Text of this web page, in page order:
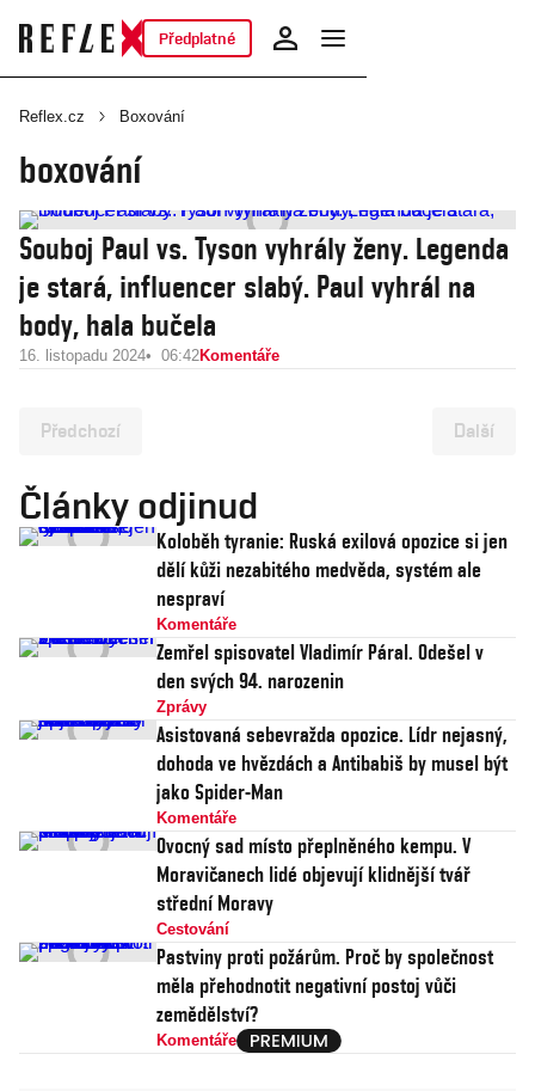
Předplatné
Reflex.cz Boxování
boxování
Souboj Paul vs. Tyson vyhrály ženy. Legenda
je stará, influencer slabý. Paul vyhrál na
body, hala bučela
16. listopadu 2024 06:42Komentáře
Předchozí Další
Články odjinud
Koloběh tyranie: Ruská exilová opozice si jen
dělí kůži nezabitého medvěda, systém ale
nespraví
Komentáře
Zemřel spisovatel Vladimír Páral. Odešel v
den svých 94. narozenin
Zprávy
Asistovaná sebevražda opozice. Lídr nejasný,
dohoda ve hvězdách a Antibabiš by musel být
jako Spider-Man
Komentáře
Ovocný sad místo přeplněného kempu. V
Moravičanech lidé objevují klidnější tvář
střední Moravy
Cestování
Pastviny proti požárům. Proč by společnost
měla přehodnotit negativní postoj vůči
zemědělství?
Komentáře